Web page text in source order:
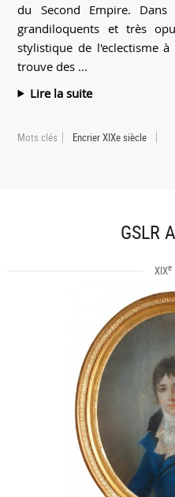
du Second Empire.
grandiloquents et très
stylistique de l'eclectisme
trouve des ...
Lire la suite
Mots clés Encrier XIXe siècle
GSLR
XIXe